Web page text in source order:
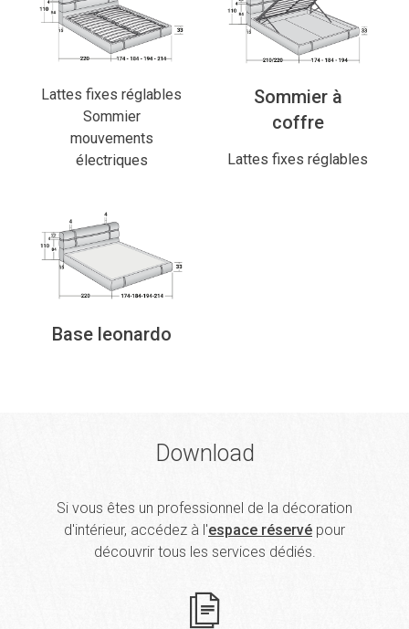
Lattes fixes réglables
Sommier
mouvements
électriques
Sommier à
coffre
Lattes fixes réglables
Base leonardo
Download
Si vous êtes un professionnel de la décoration
d'intérieur, accédez à l'espace réservé pour
découvrir tous les services dédiés.